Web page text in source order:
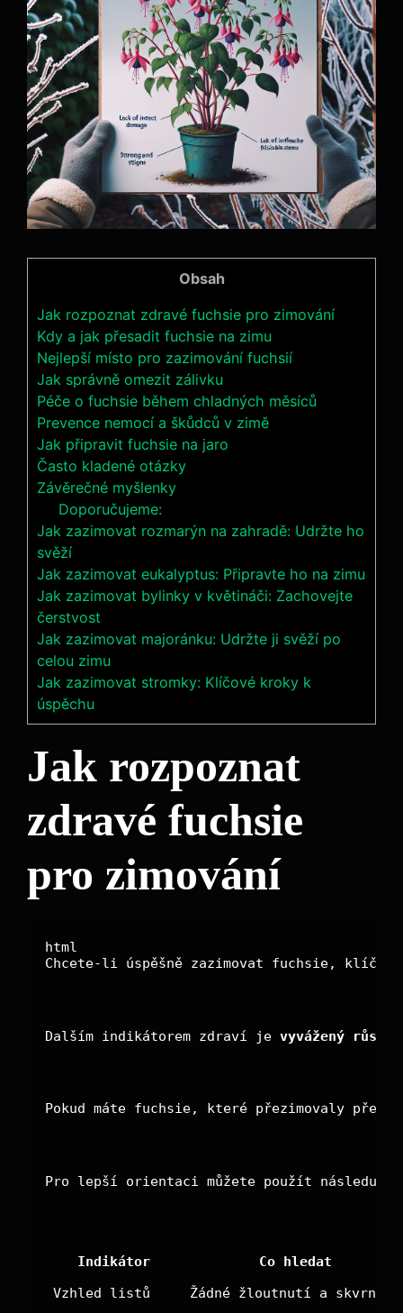
Obsah
Jak rozpoznat zdravé fuchsie pro zimování
Kdy a jak přesadit fuchsie na zimu
Nejlepší místo pro zazimování fuchsií
Jak správně omezit zálivku
Péče o fuchsie během chladných měsíců
Prevence nemocí a škůdců v zimě
Jak připravit fuchsie na jaro
Často kladené otázky
Závěrečné myšlenky
Doporučujeme:
Jak zazimovat rozmarýn na zahradě: Udržte ho
svěží
Jak zazimovat eukalyptus: Připravte ho na zimu
Jak zazimovat bylinky v květináči: Zachovejte
čerstvost
Jak zazimovat majoránku: Udržte ji svěží po
celou zimu
Jak zazimovat stromky: Klíčové kroky k
úspěchu
Jak rozpoznat
zdravé fuchsie
pro zimování
Chcete-li úspěšně zazimovat fuchsie,
Dalším indikátorem zdraví je vyvážený růst
Pokud máte fuchsie, které přezimovaly
Pro lepší orientaci můžete použít
Indikátor
Co hledat
Vzhled listů
Žádné žloutnutí a skvrny